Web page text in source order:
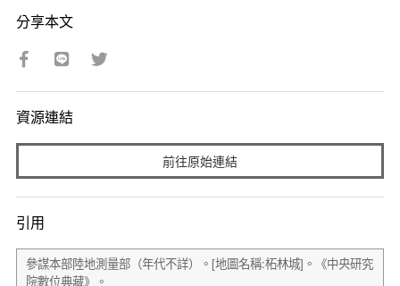
分享本文
資源連結
前往原始連結
引用